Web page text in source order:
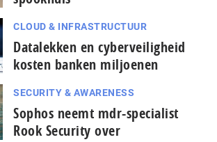
CLOUD & INFRASTRUCTUUR
Datalekken en cyberveiligheid
kosten banken miljoenen
SECURITY & AWARENESS
Sophos neemt mdr-specialist
Rook Security over